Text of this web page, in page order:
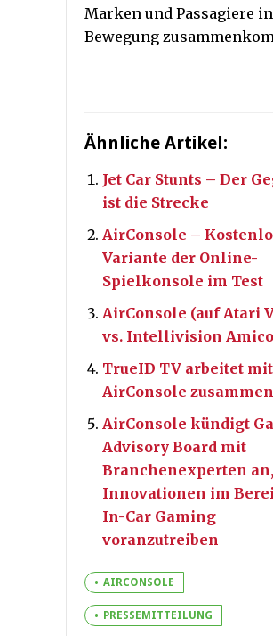
Marken und Passagiere in
Bewegung
Ähnliche Artikel:
Jet Car Stunts – Der
ist die Strecke
AirConsole –
Variante der Online-
Spielkonsole im Test
AirConsole (auf Atari
vs. Intellivision Amico
TrueID TV arbeitet mit
AirConsole zusammen
AirConsole kündigt
Advisory Board mit
Branchenexperten
Innovationen im
In-Car Gaming
voranzutreiben
AIRCONSOLE
PRESSEMITTEILUNG